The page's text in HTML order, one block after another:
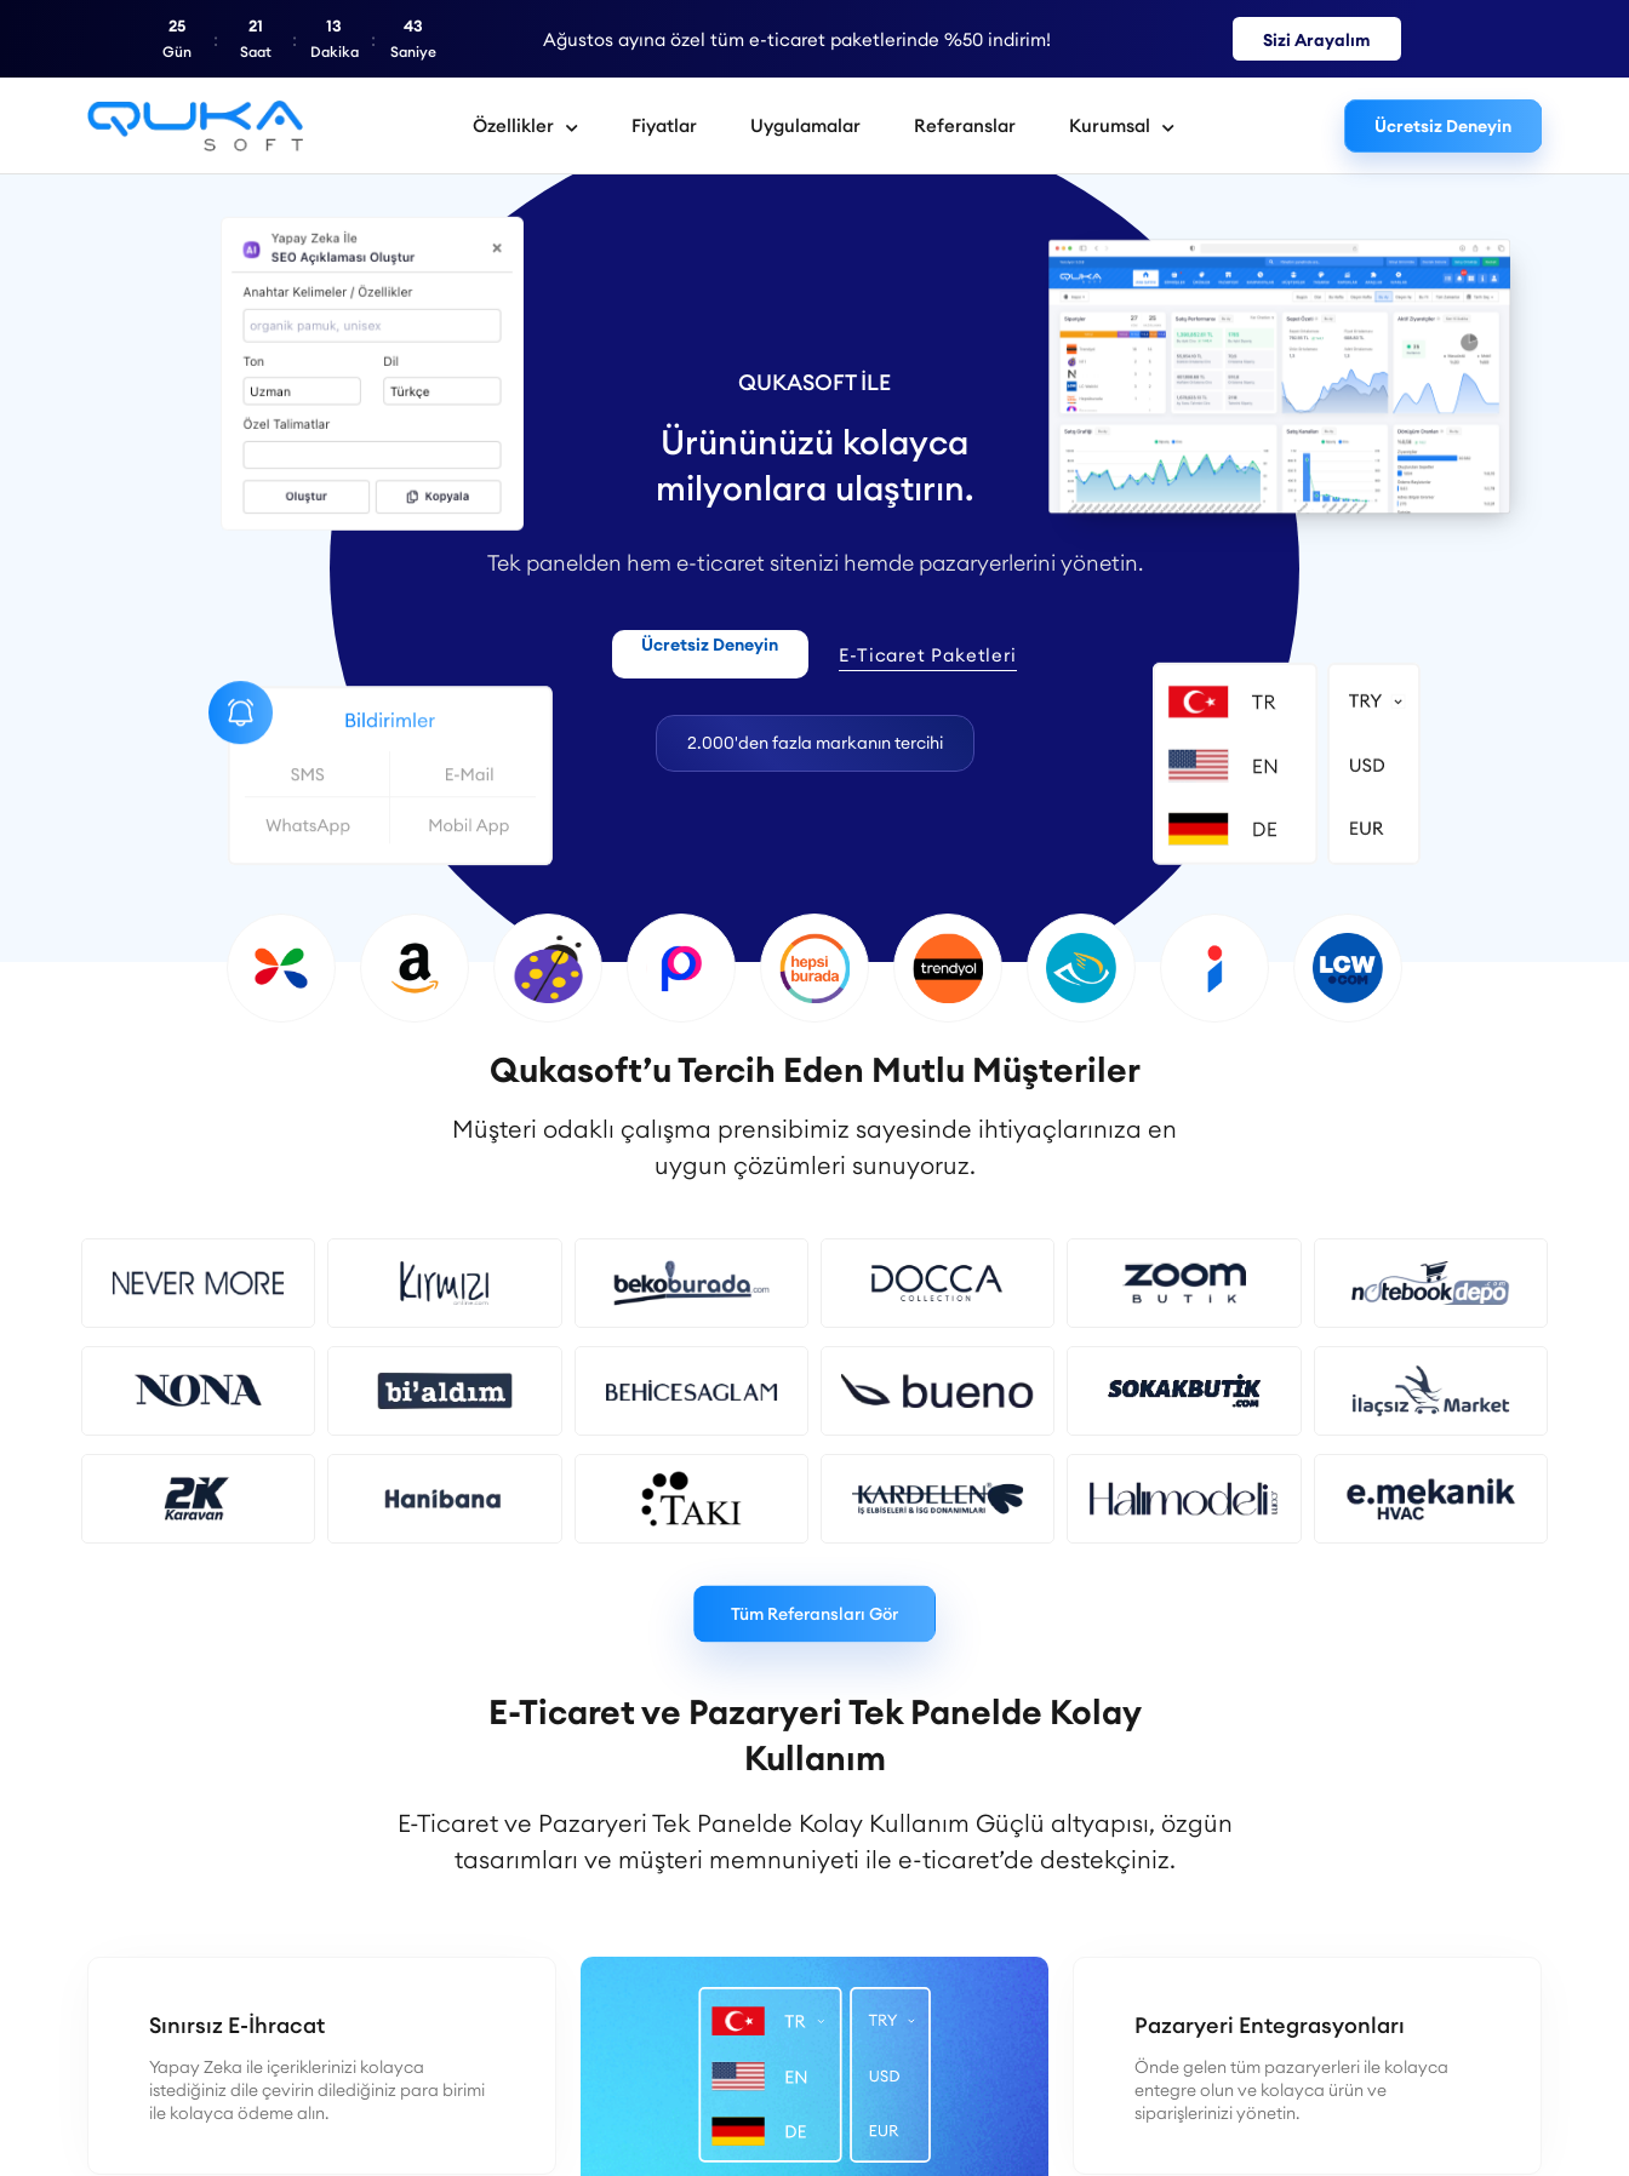
Ağustos ayına özel tüm e-ticaret paketlerinde %50 indirim! Sizi Arayalım
25
Gün
21
Saat
13
Dakika
42
Saniye
Özellikler Fiyatlar Uygulamalar Referanslar Kurumsal Ücretsiz Deneyin
QUKASOFT İLE
Ürününüzü kolayca
milyonlara ulaştırın.
Tek panelden hem e-ticaret sitenizi hemde pazaryerlerini yönetin.
Ücretsiz Deneyin E-Ticaret Paketleri
2.000'den fazla markanın tercihi
Qukasoft’u Tercih Eden Mutlu Müşteriler
Müşteri odaklı çalışma prensibimiz sayesinde ihtiyaçlarınıza en
uygun çözümleri sunuyoruz.
Tüm Referansları Gör
E-Ticaret ve Pazaryeri Tek Panelde Kolay
Kullanım
E-Ticaret ve Pazaryeri Tek Panelde Kolay Kullanım Güçlü altyapısı, özgün
tasarımları ve müşteri memnuniyeti ile e-ticaret’de destekçiniz.
Sınırsız E-İhracat
Yapay Zeka ile içeriklerinizi kolayca
istediğiniz dile çevirin dilediğiniz para birimi
ile kolayca ödeme alın.
Pazaryeri Entegrasyonları
Önde gelen tüm pazaryerleri ile kolayca
entegre olun ve kolayca ürün ve
siparişlerinizi yönetin.